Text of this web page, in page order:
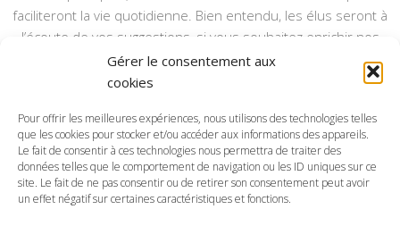
Gérer le consentement aux
cookies
Pour offrir les meilleures expériences, nous utilisons des technologies telles
que les cookies pour stocker et/ou accéder aux informations des appareils.
Le fait de consentir à ces technologies nous permettra de traiter des
données telles que le comportement de navigation ou les ID uniques sur ce
site. Le fait de ne pas consentir ou de retirer son consentement peut avoir
un effet négatif sur certaines caractéristiques et fonctions.
faciliteront la vie quotidienne. Bien entendu, les élus seront à
l’écoute de vos suggestions, si vous souhaitez enrichir nos
rubriques ou nos informations.
Ce type de communication vient en complément du bulletin
annuel, nous le ferons vivre et il sera actualisé pour mieux vous
informer.
Bonne visite à toutes et à tous.